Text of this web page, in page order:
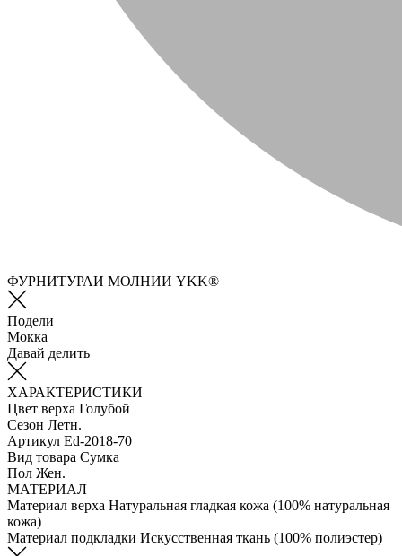
ФУРНИТУРАИ МОЛНИИ YKK®
Подели
Мокка
Давай делить
ХАРАКТЕРИСТИКИ
Цвет верха Голубой
Сезон Летн.
Артикул Ed-2018-70
Вид товара Сумка
Пол Жен.
МАТЕРИАЛ
Материал верха Натуральная гладкая кожа (100% натуральная
кожа)
Материал подкладки Искуcственная ткань (100% полиэстер)